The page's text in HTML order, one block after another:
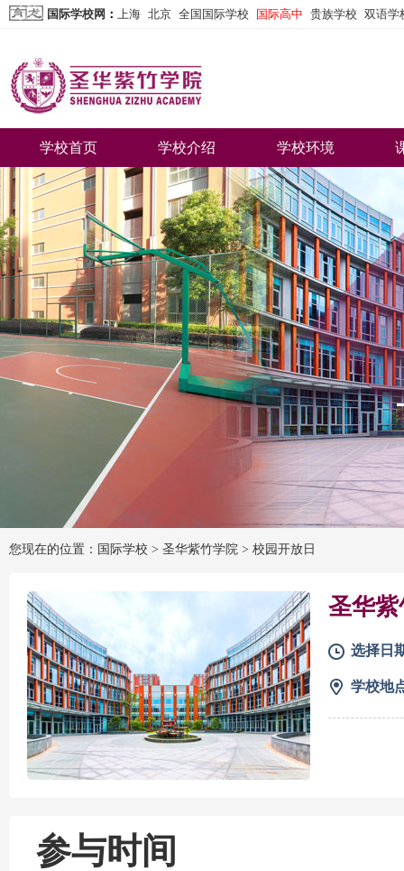
国际学校网 ： 上海 北京 全国国际学校 国际高中 贵族学校 双语学
学校首页 学校介绍 学校环境
您现在的位置：国际学校 > 圣华紫竹学院 > 校园开放日
圣华
选择日
学校地
参与时间